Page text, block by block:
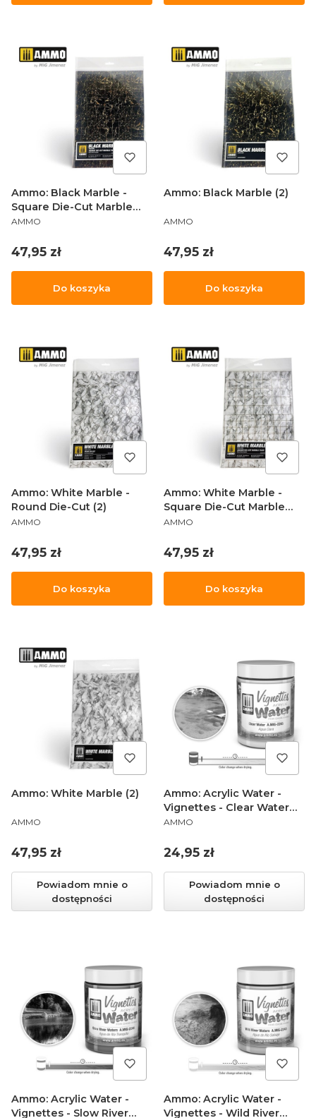
Ammo: Black Marble -
Square Die-Cut Marble
Tiles (2)
PRODUCENT
AMMO
Cena
47,95 zł
Do koszyka
Ammo: Black Marble (2)
PRODUCENT
AMMO
Cena
47,95 zł
Do koszyka
Ammo: White Marble -
Round Die-Cut (2)
PRODUCENT
AMMO
Cena
47,95 zł
Do koszyka
Ammo: White Marble -
Square Die-Cut Marble
Tiles (2)
PRODUCENT
AMMO
Cena
47,95 zł
Do koszyka
Ammo: White Marble (2)
PRODUCENT
AMMO
Cena
47,95 zł
Powiadom mnie o
dostępności
Ammo: Acrylic Water -
Vignettes - Clear Water
(100 ml)
PRODUCENT
AMMO
Cena
24,95 zł
Powiadom mnie o
dostępności
Ammo: Acrylic Water -
Vignettes - Slow River
Ammo: Acrylic Water -
Vignettes - Wild River